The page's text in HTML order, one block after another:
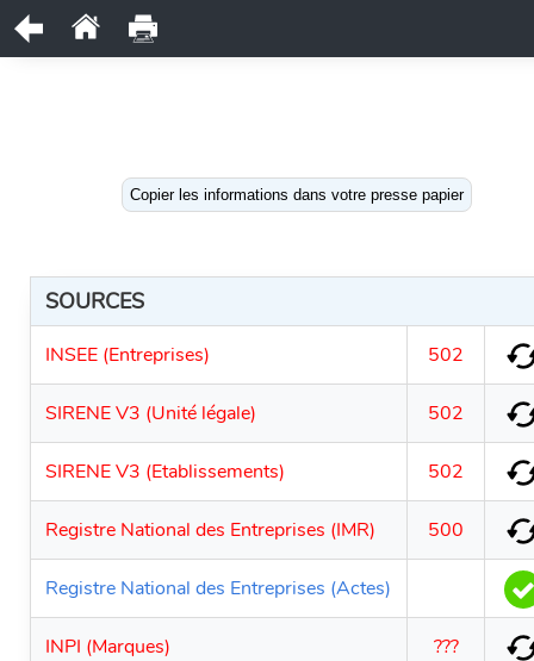
Copier les informations dans votre presse papier
SOURCES
INSEE (Entreprises) 502
SIRENE V3 (Unité légale) 502
SIRENE V3 (Etablissements) 502
Registre National des Entreprises (IMR) 500
Registre National des Entreprises (Actes)
INPI (Marques) ???